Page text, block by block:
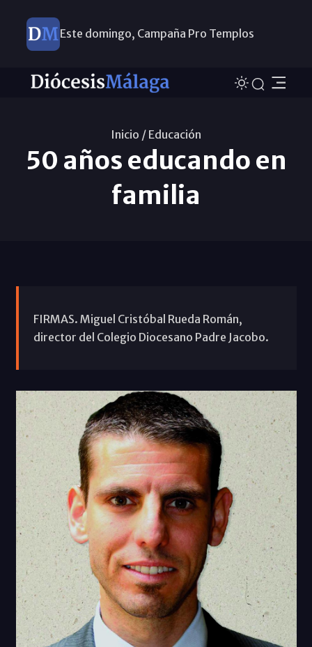
Este domingo, Campaña Pro Templos
Inicio / Educación
50 años educando en
familia
FIRMAS. Miguel Cristóbal Rueda Román,
director del Colegio Diocesano Padre Jacobo.